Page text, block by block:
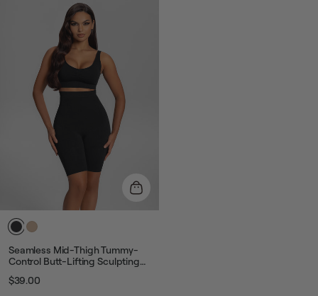
Seamless Mid-Thigh Tummy-
Control Butt-Lifting Sculpting
Shorts
Звичайна
$39.00